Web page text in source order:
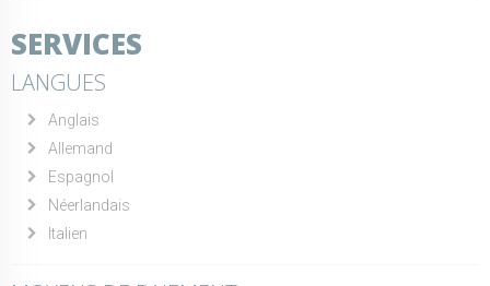
SERVICES
LANGUES
Anglais
Allemand
Espagnol
Néerlandais
Italien